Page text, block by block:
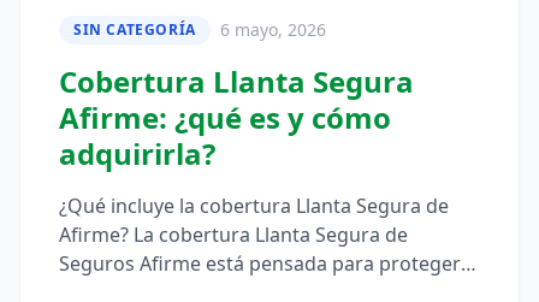
SIN CATEGORÍA 6 mayo, 2026
Cobertura Llanta Segura
Afirme: ¿qué es y cómo
adquirirla?
¿Qué incluye la cobertura Llanta Segura de
Afirme? La cobertura Llanta Segura de
Seguros Afirme está pensada para proteger